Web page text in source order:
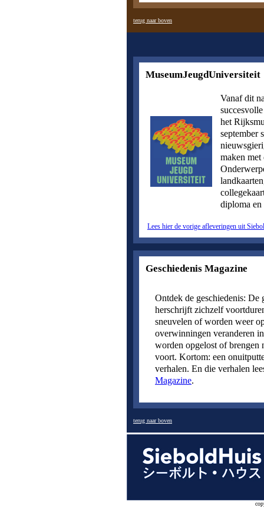
terug naar boven
MuseumJeugdUniversiteit
Vanaf dit
het
september
maken
diploma en
Lees hier de vorige afleveringen uit
Geschiedenis Magazine
Ontdek de geschiedenis: De
herschrijft zichzelf
sneuvelen of worden weer
overwinningen veranderen
worden opgelost of brengen
voort. Kortom: een
verhalen. En die verhalen
Magazine.
terug naar boven